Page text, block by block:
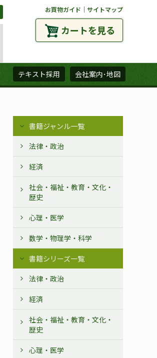
お買物ガイド ｜ サイトマップ
カートを見る
テキスト採用 会社案内･地図
書籍ジャンル一覧
法律・政治
経済
社会・福祉・教育・文化・
歴史
心理・医学
数学・物理学・科学
書籍シリーズ一覧
法律・政治
経済
社会・福祉・教育・文化・
歴史
心理・医学